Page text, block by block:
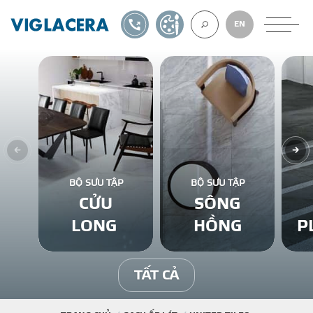
VỀ CHÚNG
GẠCH ỐP LÁT
BÊ TÔNG KHÍ
NGÓI LỢP
EN
1900561582TỰ THIẾT KẾ
BỘ SƯU TẬP
CỬU
LONG
BỘ SƯU TẬP
SÔNG
HỒNG
TẤT CẢ